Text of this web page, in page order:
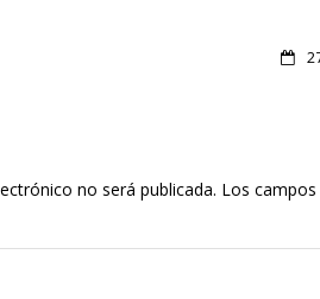
no será publicada. Los